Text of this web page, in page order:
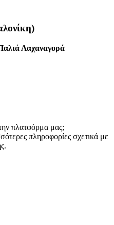
Λαχαναγορά
πλατφόρμα μας;
πληροφορίες σχετικά με